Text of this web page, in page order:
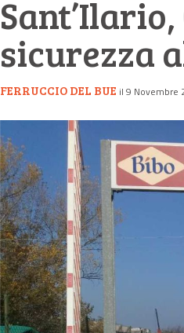
sicurezza
FERRUCCIO DEL BUE il 9 Novembre